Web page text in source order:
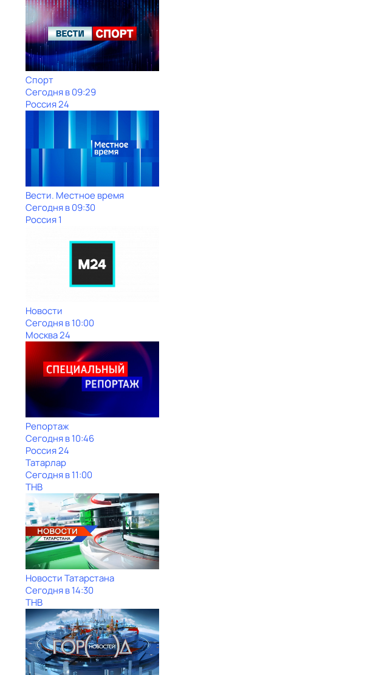
Спорт
Сегодня в 09:29
Россия 24
Вести. Местное время
Сегодня в 09:30
Россия 1
Новости
Сегодня в 10:00
Москва 24
Репортаж
Сегодня в 10:46
Россия 24
Татарлар
Сегодня в 11:00
ТНВ
Новости Татарстана
Сегодня в 14:30
ТНВ